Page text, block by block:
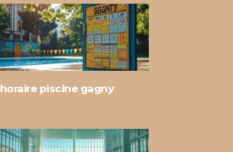
horaire piscine gagny